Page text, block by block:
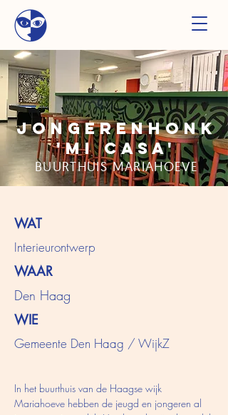
jongerenhonk
'mi casa'
BUURTHUIS MARIAHOEVE
WAT
Interieurontwerp
WAAR
Den Haag
WIE
Gemeente Den Haag / WijkZ
In het buurthuis van de Haagse wijk
Mariahoeve hebben de jeugd en jongeren al